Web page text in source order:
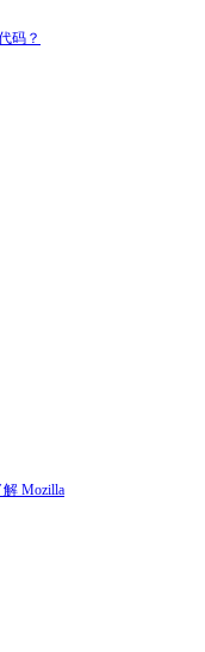
码？
解 Mozilla